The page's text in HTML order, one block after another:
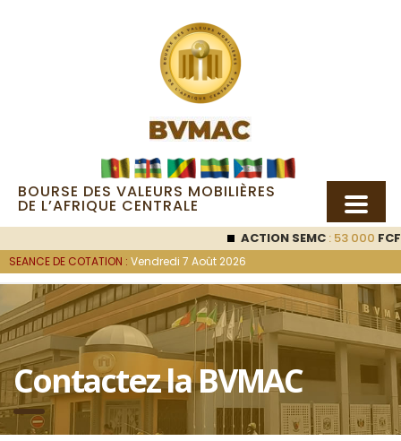
BOURSE DES VALEURS MOBILIÈRES
DE L’AFRIQUE CENTRALE
ACTION SEMC: 53 000FCFA
SEANCE DE COTATION : Vendredi 7 Août 2026
Contactez la BVMAC